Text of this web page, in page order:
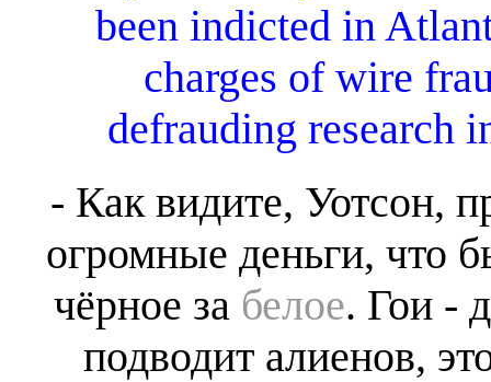
been indicted in
charges of wire
defrauding research
- Как видите, Уотсон,
огромные деньги, что
чёрное за белое. Гои -
подводит алиенов,